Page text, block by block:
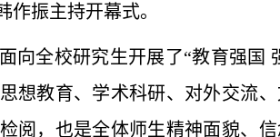
作振主持开幕式。
向全校研究生开展了“教育强国
想教育、学术科研、对外交流
阅，也是全体师生精神面貌、